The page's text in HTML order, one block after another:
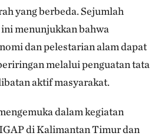
yang berbeda. Sejumlah
menunjukkan bahwa
dan pelestarian alam dapat
melalui penguatan tata
aktif masyarakat.
dalam kegiatan
di Kalimantan Timur dan